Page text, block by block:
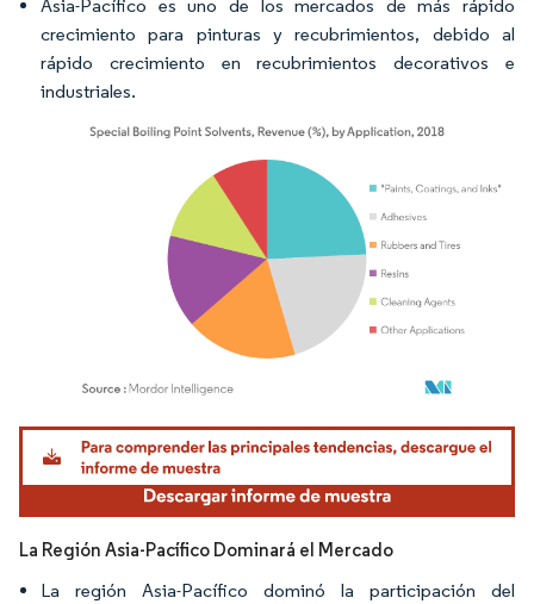
Asia-Pacífico es uno de los mercados de más rápido
crecimiento para pinturas y recubrimientos, debido al
rápido crecimiento en recubrimientos decorativos e
industriales.
Imagen © Mordor Intelligence. El uso requiere atribución según CC BY 4.0.
La Región Asia-Pacífico Dominará el Mercado
La región Asia-Pacífico dominó la participación del